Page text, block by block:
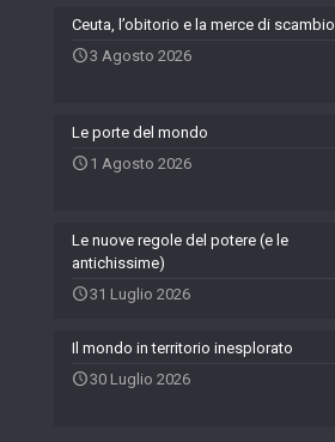
Ceuta, l’obitorio e la merce di scambio
3 Agosto 2026
Le porte del mondo
1 Agosto 2026
Le nuove regole del potere (e le
antichissime)
31 Luglio 2026
Il mondo in territorio inesplorato
30 Luglio 2026